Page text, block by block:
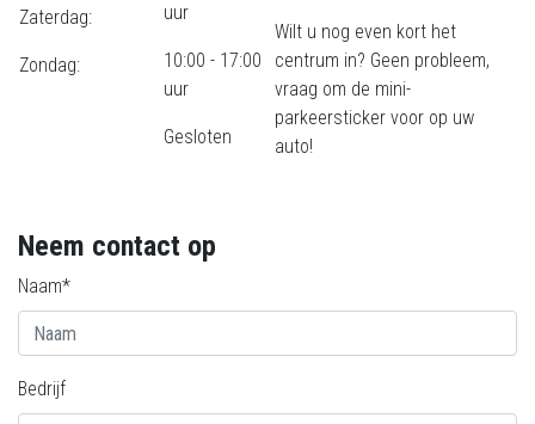
Zaterdag:
Zondag:
uur
10:00 - 17:00
uur
Gesloten
Wilt u nog even kort het
centrum in? Geen probleem,
vraag om de mini-
parkeersticker voor op uw
auto!
Neem contact op
Naam*
Bedrijf